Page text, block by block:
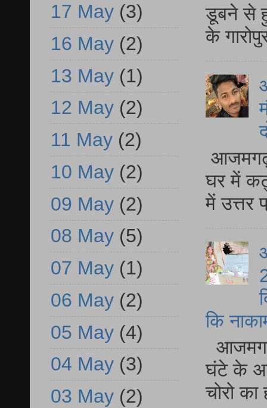
डूबने से
के
घर में
में
कि
घंटे के
चोरो
17 May (3)
16 May (2)
13 May (1)
12 May (2)
11 May (2)
10 May (2)
09 May (2)
08 May (5)
07 May (1)
06 May (2)
05 May (4)
04 May (3)
03 May (2)